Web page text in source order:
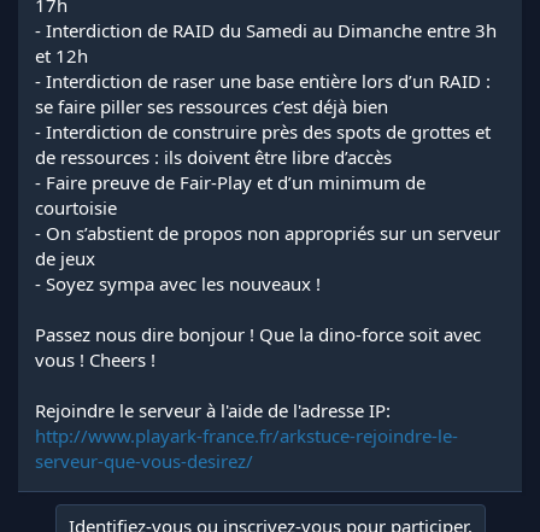
- Interdiction de RAID du Samedi au Dimanche entre 3h
et 12h
- Interdiction de raser une base entière lors d’un RAID :
se faire piller ses ressources c’est déjà bien
- Interdiction de construire près des spots de grottes et
de ressources : ils doivent être libre d’accès
- Faire preuve de Fair-Play et d’un minimum de
courtoisie
- On s’abstient de propos non appropriés sur un serveur
de jeux
- Soyez sympa avec les nouveaux !
Passez nous dire bonjour ! Que la dino-force soit avec
vous ! Cheers !
Rejoindre le serveur à l'aide de l'adresse IP:
http://www.playark-france.fr/arkstuce-rejoindre-le-
serveur-que-vous-desirez/
Identifiez-vous ou inscrivez-vous pour participer.